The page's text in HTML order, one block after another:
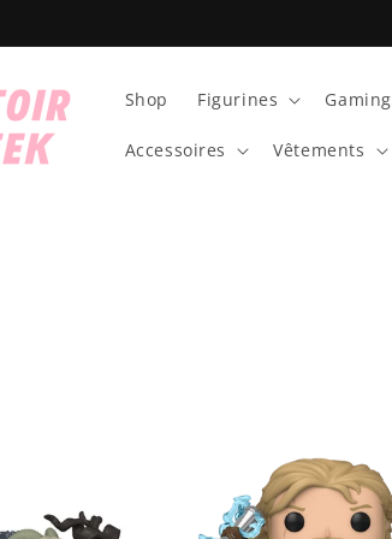
Shop Figurines Gaming
Accessoires Vêtements